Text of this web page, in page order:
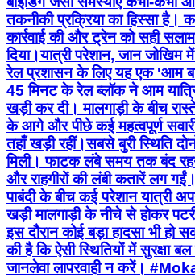
तकनीकी प्रक्रिया का हिस्सा है।
कार्रवाई की और ट्रेन को सही
दिया। ​यात्री परेशान, जान जोखिम
रेल प्रशासन के लिए यह एक 'आम
45 मिनट के रेल ब्लॉक ने आम
खड़ी कर दी। मालगाड़ी के बीच
के आगे और पीछे कई महत्वपूर्ण
तहाँ खड़ी रहीं। ​सबसे बुरी स्थिति
मिली। फाटक लंबे समय तक बंद
और राहगीरों की लंबी कतारें लग
पाबंदी के बीच कई परेशान यात्री
खड़ी मालगाड़ी के नीचे से होकर
इस दौरान कोई बड़ा हादसा भी हो
की है कि ऐसी स्थितियों में सुरक्षा
जानलेवा लापरवाही न करें।